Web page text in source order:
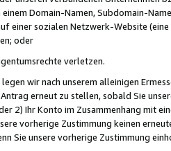
Domain-Namen, Subdomain-
einer sozialen Netzwerk-Website
oder
verletzen.
wir nach unserem alleinigen
erneut zu stellen, sobald Sie
2) Ihr Konto im Zusammenhang mit
vorherige Zustimmung keinen
Sie unsere vorherige Zustimmung